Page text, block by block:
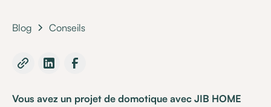
Blog Conseils
Vous avez un projet de domotique avec JIB HOME